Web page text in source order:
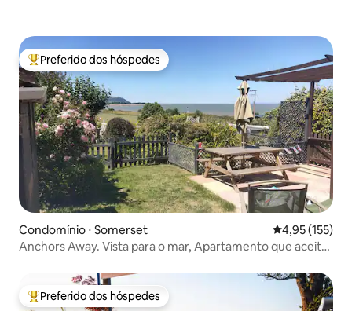
Entre os melhores preferidos dos hóspedes
Preferido dos hóspedes
Condomínio ⋅ Somerset 4,95 de uma
4,95 (155)
Anchors Away. Vista para o mar, Apartamento que aceita
Entre os melhores preferidos dos hóspedes
Preferido dos hóspedes